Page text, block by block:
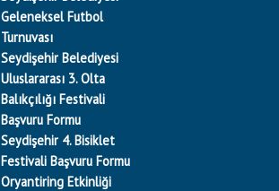
Geleneksel Futbol
Turnuvası
Seydişehir Belediyesi
Uluslararası 3. Olta
Balıkçılığı Festivali
Başvuru Formu
Seydişehir 4. Bisiklet
Festivali Başvuru Formu
Oryantiring Etkinliği